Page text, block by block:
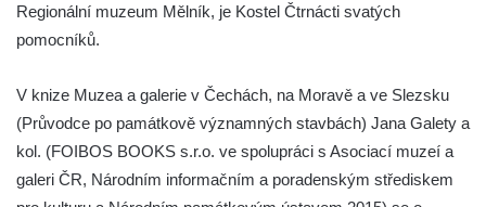
dominikánů v Českých Budějovicích
Kaple na křižovatce ulic Budějovická a
Dělnická v Kamenném Újezdě
Bývalý kostel svatých Filipa a Jakuba na
náměstí J. V. Kamarýta ve Velešíně
Regionální muzeum Mělník, je Kostel Čtrnácti svatých
pomocníků.
V knize Muzea a galerie v Čechách, na Moravě a ve Slezsku
(Průvodce po památkově významných stavbách) Jana Galety a
kol. (FOIBOS BOOKS s.r.o. ve spolupráci s Asociací muzeí a
galeri ČR, Národním informačním a poradenským střediskem